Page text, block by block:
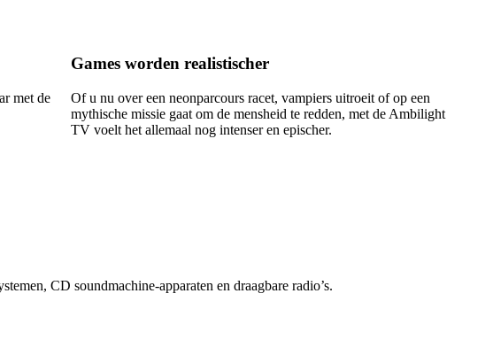
met de
Games worden realistischer
Of u nu over een neonparcours racet, vampiers uitroeit of op een
mythische missie gaat om de mensheid te redden, met de Ambilight
TV voelt het allemaal nog intenser en epischer.
CD soundmachine-apparaten en draagbare radio’s.